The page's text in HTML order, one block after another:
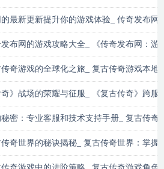
最新更新提升你的游戏体验_ 传奇发布网
布网的游戏攻略大全_ 《传奇发布网：
奇游戏的全球化之旅_ 复古传奇游戏本地
》战场的荣耀与征服_ 《复古传奇》跨服
密：专业客服和技术支持手册_ 复古传
奇世界的秘诀揭秘_ 复古传奇世界：掌握